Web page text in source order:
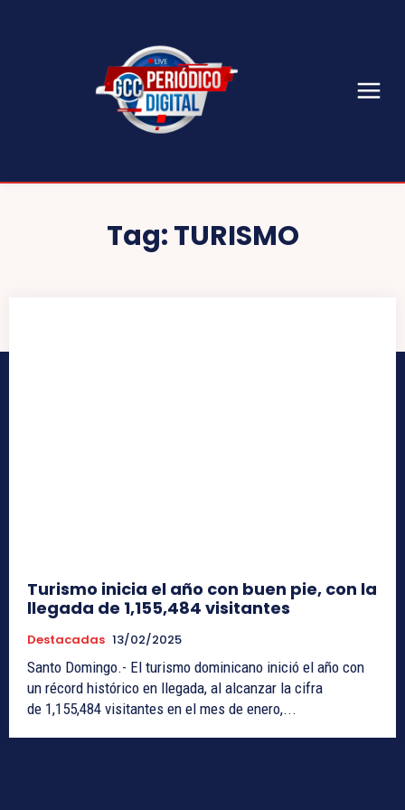
Tag:TURISMO
Turismo inicia el año con buen pie, con la
llegada de 1,155,484 visitantes
Destacadas 13/02/2025
Santo Domingo.- El turismo dominicano inició el año con
un récord histórico en llegada, al alcanzar la cifra
de 1,155,484 visitantes en el mes de enero,...